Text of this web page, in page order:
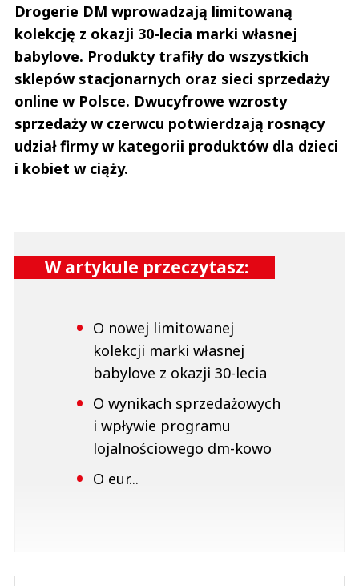
Drogerie DM wprowadzają limitowaną
kolekcję z okazji 30-lecia marki własnej
babylove. Produkty trafiły do wszystkich
sklepów stacjonarnych oraz sieci sprzedaży
online w Polsce. Dwucyfrowe wzrosty
sprzedaży w czerwcu potwierdzają rosnący
udział firmy w kategorii produktów dla dzieci
i kobiet w ciąży.
W artykule przeczytasz:
O nowej limitowanej
kolekcji marki własnej
babylove z okazji 30-lecia
O wynikach sprzedażowych
i wpływie programu
lojalnościowego dm-kowo
O eur...